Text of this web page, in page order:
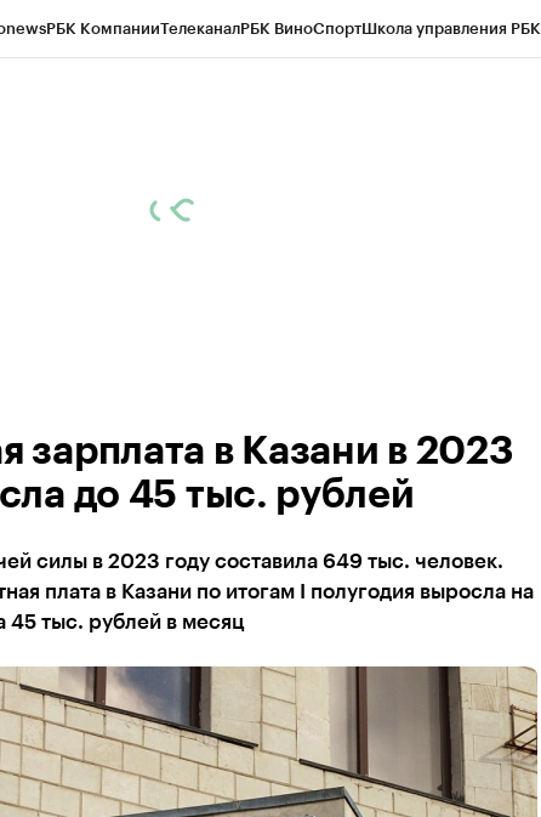
РБК КомпанииТелеканалРБК ВиноСпортШкола управления РБК
зарплата в Казани в 2023
до 45 тыс. рублей
силы в 2023 году составила 649 тыс. человек.
плата в Казани по итогам I полугодия выросла на
45 тыс. рублей в месяц